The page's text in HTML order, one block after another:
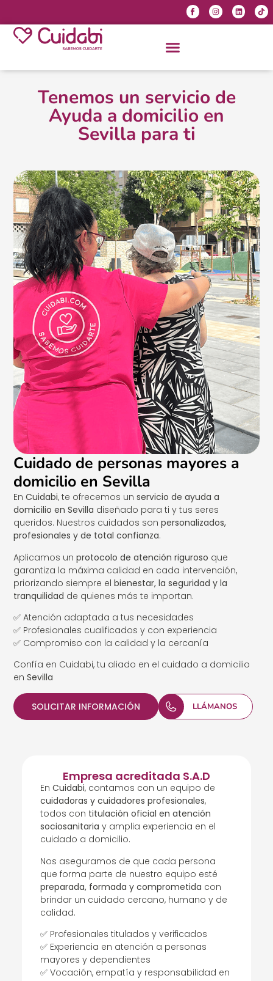
Tenemos un servicio de
Ayuda a domicilio en
Sevilla para ti
Cuidado de personas mayores a
domicilio en Sevilla
EnCuidabi, te ofrecemos unservicio de ayuda a
domicilio en Sevilla diseñado para ti y tus seres
queridos. Nuestros cuidados sonpersonalizados,
profesionales y de total confianza.
Aplicamos unprotocolo de atención riguroso que
garantiza la máxima calidad en cada intervención,
priorizando siempre elbienestar, la seguridad y la
tranquilidad de quienes más te importan.
✅ Atención adaptada a tus necesidades
✅ Profesionales cualificados y con experiencia
✅ Compromiso con la calidad y la cercanía
Confía en Cuidabi, tu aliado en el cuidado a domicilio
enSevilla
SOLICITAR INFORMACIÓN LLÁMANOS
Empresa acreditada S.A.D
En Cuidabi, contamos con un equipo de
cuidadoras y cuidadores profesionales,
todos con titulación oficial en atención
sociosanitaria y amplia experiencia en el
cuidado a domicilio.
Nos aseguramos de que cada persona
que forma parte de nuestro equipo esté
preparada, formada y comprometida con
brindar un cuidado cercano, humano y de
calidad.
✅ Profesionales titulados y verificados
✅ Experiencia en atención a personas
mayores y dependientes
✅ Vocación, empatía y responsabilidad en